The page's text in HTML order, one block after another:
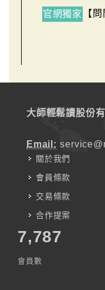
官網獨家 【
大師輕鬆讀股份
Email:
關於我們
會員條款
交易條款
合作提案
7,787
會員數